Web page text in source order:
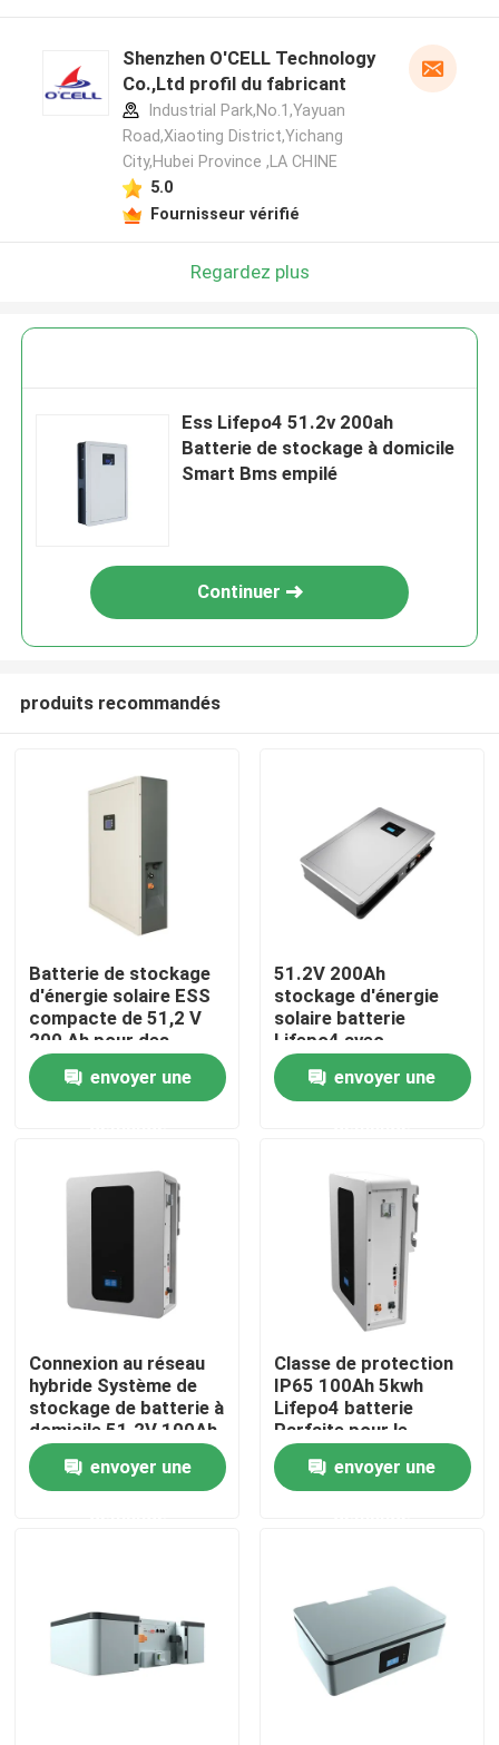
Aperçu
A propos de nous
Visite d'usine
Contrôle de la qualité
Tous les cas
Shenzhen O'CELL Technology
Co.,Ltd profil du fabricant
Industrial Park,No.1,Yayuan
Road,Xiaoting District,Yichang
City,Hubei Province ,LA CHINE
5.0
Fournisseur vérifié
Regardez plus
Ess Lifepo4 51.2v 200ah
Batterie de stockage à domicile
Smart Bms empilé
Continuer
produits recommandés
Batterie de stockage
d'énergie solaire ESS
compacte de 51,2 V
200 Ah pour des
performances
optimalesenvoyer une
51.2V 200Ah
stockage d'énergie
solaire batterie
Lifepo4 avec
puissance nominale
10,24KWh 95%DOD
envoyer une
Connexion au réseau
hybride Système de
stockage de batterie à
domicile 51.2V 100Ah
5kWh Batterie de
stockage ESS
envoyer une
Classe de protection
IP65 100Ah 5kwh
Lifepo4 batterie
Parfaite pour le
stockage d'énergie
envoyer une